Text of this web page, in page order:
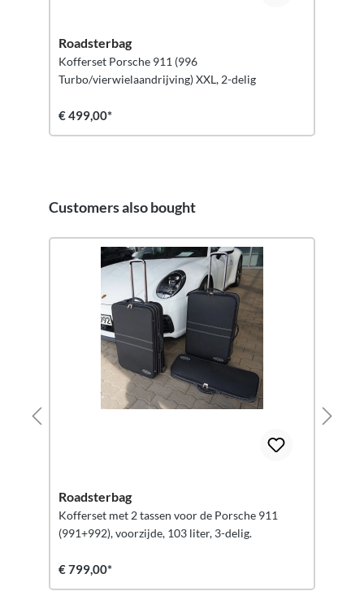
Roadsterbag
Kofferset Porsche 911 (996
Turbo/vierwielaandrijving) XXL, 2-delig
€ 499,00*
Productgalerij overslaan
Customers also bought
Roadsterbag
Kofferset met 2 tassen voor de Porsche 911
(991+992), voorzijde, 103 liter, 3-delig.
€ 799,00*